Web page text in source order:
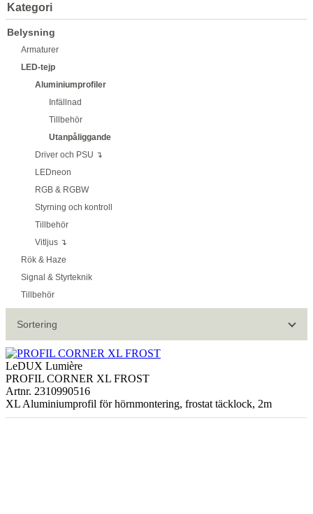
Kategori
Belysning
Armaturer
LED-tejp
Aluminiumprofiler
Infällnad
Tillbehör
Utanpåliggande
Driver och PSU ↴
LEDneon
RGB & RGBW
Styrning och kontroll
Tillbehör
Vitljus ↴
Rök & Haze
Signal & Styrteknik
Tillbehör
Sortering
LeDUX Lumière
PROFIL CORNER XL FROST
Artnr. 2310990516
XL Aluminiumprofil för hörnmontering, frostat täcklock, 2m